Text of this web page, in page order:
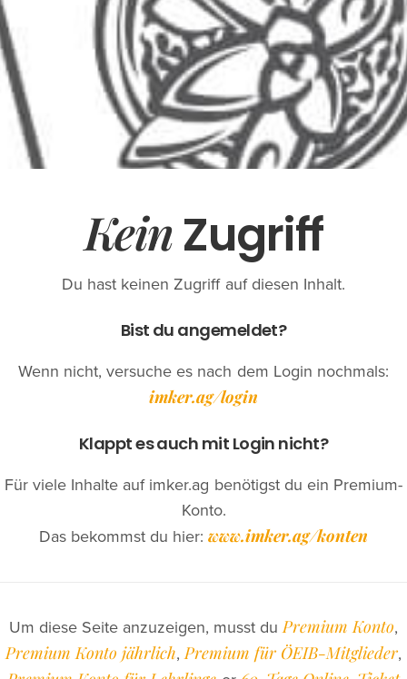
KeinZugriff
Du hast keinen Zugriff auf diesen Inhalt.
Bist du angemeldet?
Wenn nicht, versuche es nach dem Login nochmals:
imker.ag/login
Klappt es auch mit Login nicht?
Für viele Inhalte auf imker.ag benötigst du ein Premium-
Konto.
Das bekommst du hier: www.imker.ag/konten
Um diese Seite anzuzeigen, musst duPremium Konto,
Premium Konto jährlich,Premium für ÖEIB-Mitglieder,